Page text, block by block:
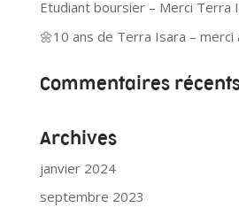
Etudiant boursier – Merci Terra
🌼10 ans de Terra Isara – merci
Commentaires
Archives
janvier 2024
septembre 2023